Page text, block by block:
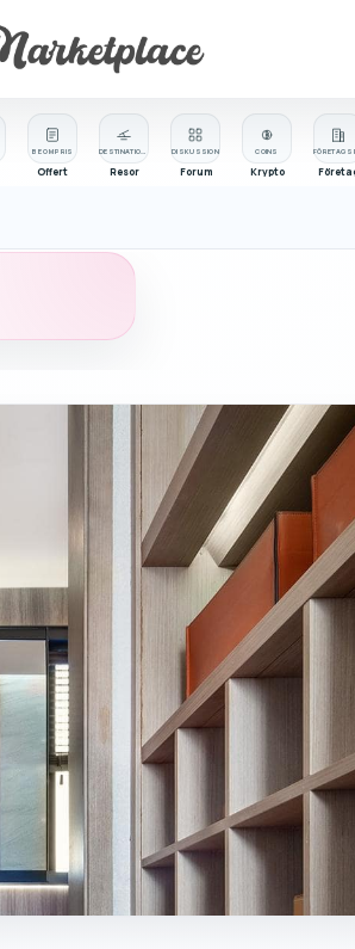
BE OM PRIS
Offert Resor
COINS
Krypto
DISKUSSION
Forum